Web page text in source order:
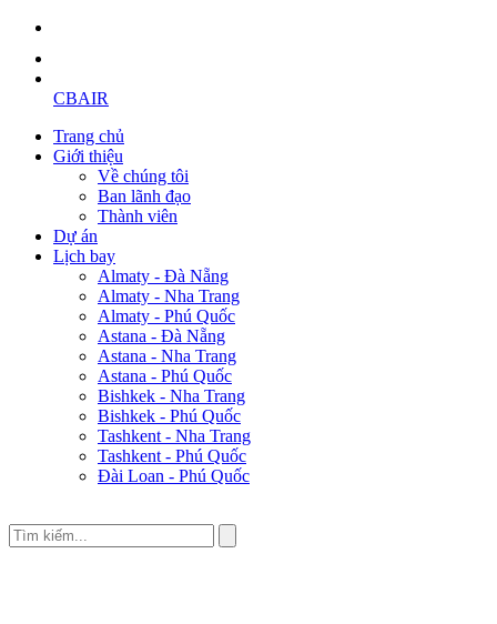
CBAIR
Trang chủ
Giới thiệu
Về chúng tôi
Ban lãnh đạo
Thành viên
Dự án
Lịch bay
Almaty - Đà Nẵng
Almaty - Nha Trang
Almaty - Phú Quốc
Astana - Đà Nẵng
Astana - Nha Trang
Astana - Phú Quốc
Bishkek - Nha Trang
Bishkek - Phú Quốc
Tashkent - Nha Trang
Tashkent - Phú Quốc
Đài Loan - Phú Quốc